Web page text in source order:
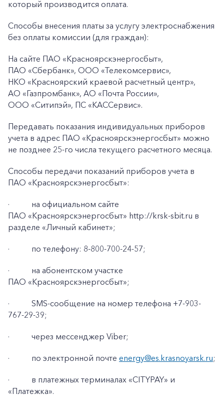
Заказать обратный звонок
Частным клиентам
Корпоративным клиентам
который производится оплата.
Способы внесения платы за услугу электроснабжения
без оплаты комиссии (для граждан):
На сайте ПАО «Красноярскэнергосбыт»,
ПАО «Сбербанк», ООО «Телекомсервис»,
НКО «Красноярский краевой расчетный центр»,
АО «Газпромбанк», АО «Почта России»,
ООО «Ситипэй», ПС «КАССервис».
Передавать показания индивидуальных приборов
учета в адрес ПАО «Красноярскэнергосбыт» можно
не позднее 25-го числа текущего расчетного месяца.
Способы передачи показаний приборов учета в
ПАО «Красноярскэнергосбыт»:
·
на официальном сайте
ПАО «Красноярскэнергосбыт» http://krsk-sbit.ru в
разделе «Личный кабинет»;
· по телефону: 8-800-700-24-57;
·
на абонентском участке
ПАО «Красноярскэнергосбыт»;
·
SMS-сообщение на номер телефона +7-903-
767-29-39;
· через мессенджер Viber;
· по электронной почте energy@es.krasnoyarsk.ru;
·
в платежных терминалах «CITYPAY» и
«Платежка».